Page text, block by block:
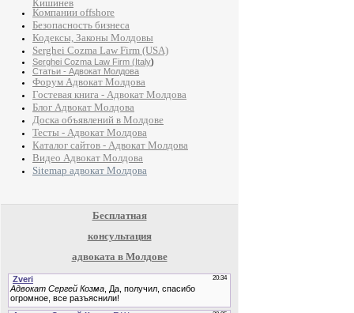
Компании offshore
Безопасность бизнеса
Кодексы, Законы Молдовы
Serghei Cozma Law Firm (USA)
Serghei Cozma Law Firm (Italy)
Статьи - Адвокат Молдова
Форум Адвокат Молдова
Гостевая книга - Адвокат Молдова
Блог Адвокат Молдова
Доска объявлений в Молдове
Тесты - Адвокат Молдова
Каталог сайтов - Адвокат Молдова
Видео Адвокат Молдова
Sitemap адвокат Молдова
Бесплатная
консультация
адвоката в Молдове